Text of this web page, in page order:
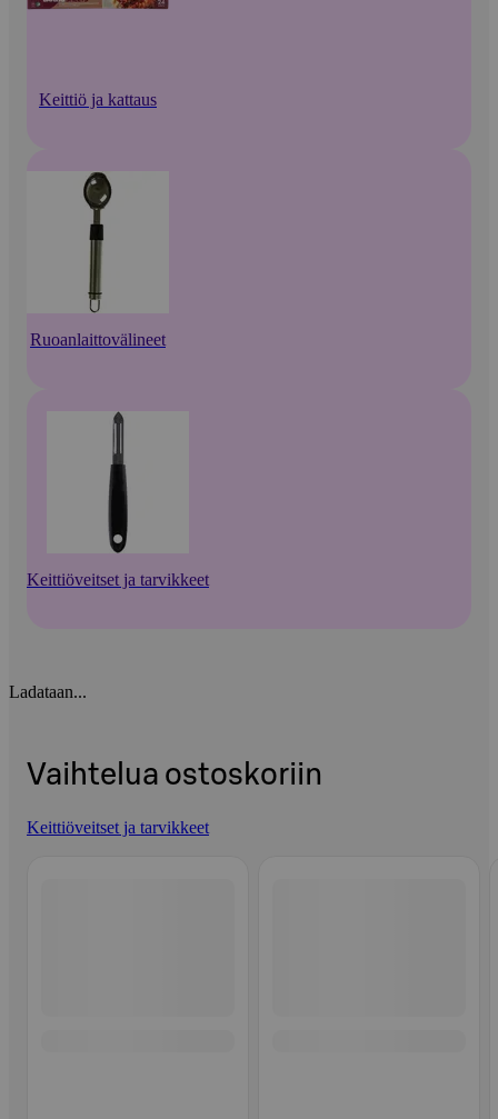
Keittiö ja kattaus
Ruoanlaittovälineet
Keittiöveitset ja tarvikkeet
Ladataan...
Vaihtelua ostoskoriin
Keittiöveitset ja tarvikkeet